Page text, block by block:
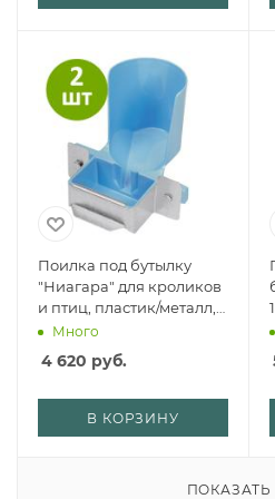
Поилка под бутылку
"Ниагара" для кроликов
и птиц, пластик/металл,
комплект 2 шт.
Много
4 620 руб.
В КОРЗИНУ